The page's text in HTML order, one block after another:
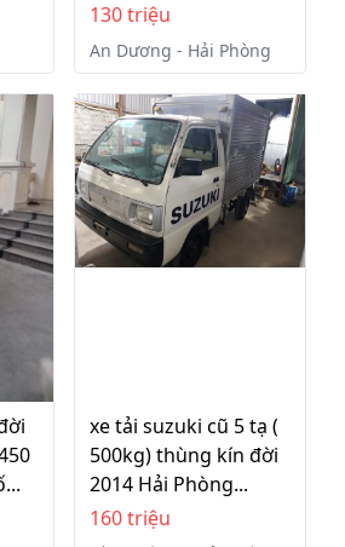
130 triệu
An Dương - Hải Phòng
xe tải suzuki cũ 5 tạ (
500kg) thùng kín đời
2014 Hải Phòng...
160 triệu